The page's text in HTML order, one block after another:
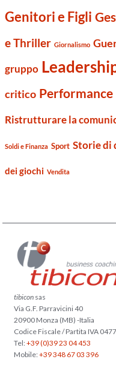
Genitori e Figli
e Thriller Giornalismo
gruppo
critico Performance
Ristrutturare la
Soldi e Finanza Sport Storie di
dei giochi Vendita
tibicon sas
Via G.F. Parravicini 40
20900 Monza (MB) -Italia
Codice Fiscale / Partita IVA
Tel:+39 (0)39 23 04 453
Mobile:+39 348 67 03 396